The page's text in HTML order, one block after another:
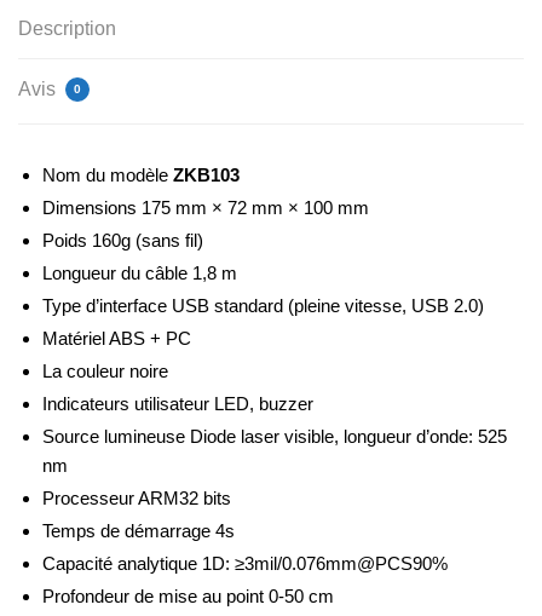
ZKB103
Description
Avis 0
Nom du modèle ZKB103
Dimensions 175 mm × 72 mm × 100 mm
Poids 160g (sans fil)
Longueur du câble 1,8 m
Type d’interface USB standard (pleine vitesse, USB 2.0)
Matériel ABS + PC
La couleur noire
Indicateurs utilisateur LED, buzzer
Source lumineuse Diode laser visible, longueur d’onde: 525
nm
Processeur ARM32 bits
Temps de démarrage 4s
Capacité analytique 1D: ≥3mil/0.076mm@PCS90%
Profondeur de mise au point 0-50 cm